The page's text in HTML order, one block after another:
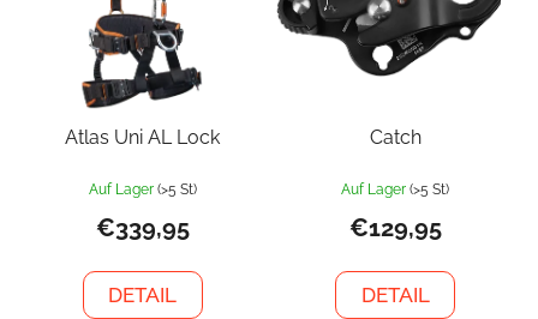
Atlas Uni AL Lock
Auf Lager (>5 St)
€339,95
DETAIL
Catch
Auf Lager (>5 St)
€129,95
DETAIL